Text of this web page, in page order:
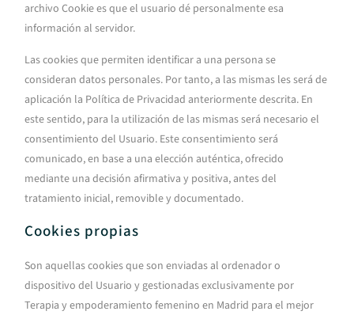
archivo Cookie es que el usuario dé personalmente esa
información al servidor.
Las cookies que permiten identificar a una persona se
consideran datos personales. Por tanto, a las mismas les será de
aplicación la Política de Privacidad anteriormente descrita. En
este sentido, para la utilización de las mismas será necesario el
consentimiento del Usuario. Este consentimiento será
comunicado, en base a una elección auténtica, ofrecido
mediante una decisión afirmativa y positiva, antes del
tratamiento inicial, removible y documentado.
Cookies propias
Son aquellas cookies que son enviadas al ordenador o
dispositivo del Usuario y gestionadas exclusivamente por
Terapia y empoderamiento femenino en Madrid para el mejor